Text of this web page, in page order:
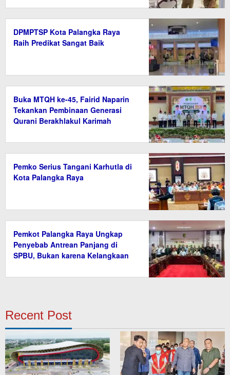
DPMPTSP Kota Palangka Raya
Raih Predikat Sangat Baik
Buka MTQH ke-45, Fairid Naparin
Tekankan Pembinaan Generasi
Qurani Berakhlakul Karimah
Pemko Serius Tangani Karhutla di
Kota Palangka Raya
Pemkot Palangka Raya Ungkap
Penyebab Antrean Panjang di
SPBU, Bukan karena Kelangkaan
Recent Post